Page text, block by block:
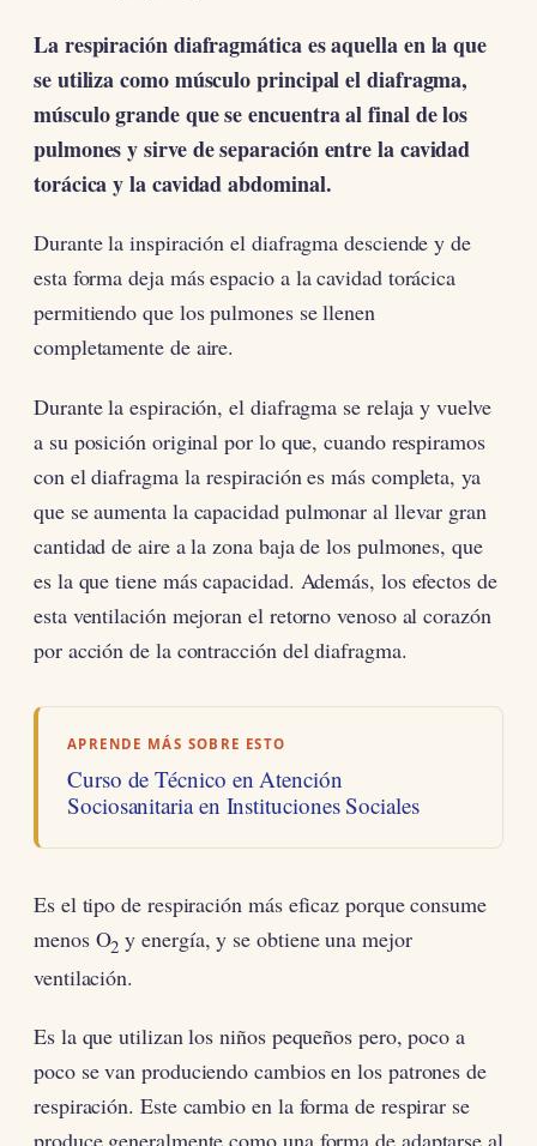
La respiración diafragmática es aquella en la que
se utiliza como músculo principal el diafragma,
músculo grande que se encuentra al final de los
pulmones y sirve de separación entre la cavidad
torácica y la cavidad abdominal.
Durante la inspiración el diafragma desciende y de
esta forma deja más espacio a la cavidad torácica
permitiendo que los pulmones se llenen
completamente de aire.
Durante la espiración, el diafragma se relaja y vuelve
a su posición original por lo que, cuando respiramos
con el diafragma la respiración es más completa, ya
que se aumenta la capacidad pulmonar al llevar gran
cantidad de aire a la zona baja de los pulmones, que
es la que tiene más capacidad. Además, los efectos de
esta ventilación mejoran el retorno venoso al corazón
por acción de la contracción del diafragma.
APRENDE MÁS SOBRE ESTO
Curso de Técnico en Atención
Sociosanitaria en Instituciones Sociales
Es el tipo de respiración más eficaz porque consume
menos O2y energía, y se obtiene una mejor
ventilación.
Es la que utilizan los niños pequeños pero, poco a
poco se van produciendo cambios en los patrones de
respiración. Este cambio en la forma de respirar se